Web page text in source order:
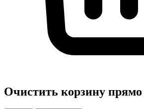
Очистить корзину прямо